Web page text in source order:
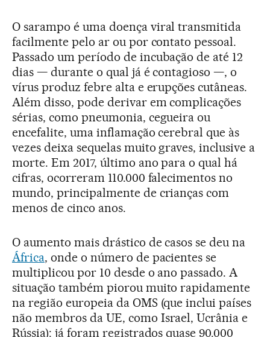
O sarampo é uma doença viral transmitida
facilmente pelo ar ou por contato pessoal.
Passado um período de incubação de até 12
dias — durante o qual já é contagioso —, o
vírus produz febre alta e erupções cutâneas.
Além disso, pode derivar em complicações
sérias, como pneumonia, cegueira ou
encefalite, uma inflamação cerebral que às
vezes deixa sequelas muito graves, inclusive a
morte. Em 2017, último ano para o qual há
cifras, ocorreram 110.000 falecimentos no
mundo, principalmente de crianças com
menos de cinco anos.
O aumento mais drástico de casos se deu na
África, onde o número de pacientes se
multiplicou por 10 desde o ano passado. A
situação também piorou muito rapidamente
na região europeia da OMS (que inclui países
não membros da UE, como Israel, Ucrânia e
Rússia): já foram registrados quase 90.000